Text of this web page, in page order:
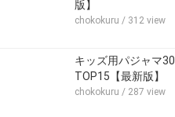
版】
chokokuru / 312 view
キッズ用パジャマ
TOP15【最新版】
chokokuru / 287 view